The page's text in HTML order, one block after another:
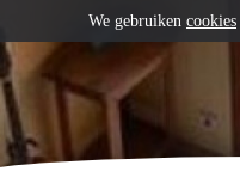
We gebruiken cookies